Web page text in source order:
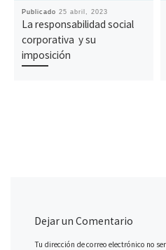
Publicado 25 abril, 2023
La responsabilidad social
corporativa y su
imposición
Dejar un Comentario
Tu dirección de correo electrónico no